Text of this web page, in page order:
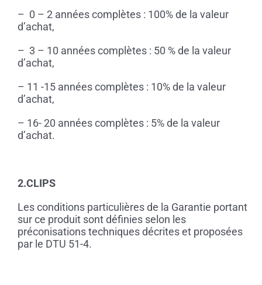
– 0 – 2 années complètes : 100% de la valeur
d’achat,
– 3 – 10 années complètes : 50 % de la valeur
d’achat,
– 11 -15 années complètes : 10% de la valeur
d’achat,
– 16- 20 années complètes : 5% de la valeur
d’achat.
2.CLIPS
Les conditions particulières de la Garantie portant
sur ce produit sont définies selon les
préconisations techniques décrites et proposées
par le DTU 51-4.